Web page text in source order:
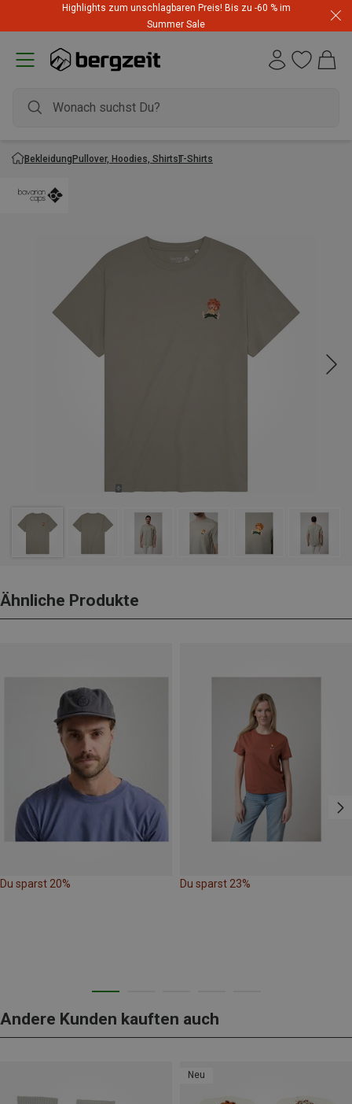
Highlights zum unschlagbaren Preis! Bis zu -60 % im
Summer Sale
BekleidungPullover, Hoodies, ShirtsT-Shirts
Ähnliche Produkte
Du sparst 20% Du sparst 23%
Andere Kunden kauften auch
Neu